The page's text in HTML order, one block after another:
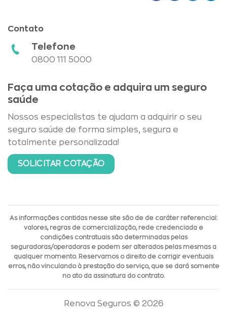
Contato
Telefone
0800 111 5000
Faça uma cotação e adquira um seguro
saúde
Nossos especialistas te ajudam a adquirir o seu
seguro saúde de forma simples, segura e
totalmente personalizada!
SOLICITAR COTAÇÃO
As informações contidas nesse site são de de caráter referencial:
valores, regras de comercialização, rede credenciada e
condições contratuais são determinadas pelas
seguradoras/operadoras e podem ser alterados pelas mesmas a
qualquer momento. Reservamos o direito de corrigir eventuais
erros, não vinculando à prestação do serviço, que se dará somente
no ato da assinatura do contrato.
Renova Seguros © 2026